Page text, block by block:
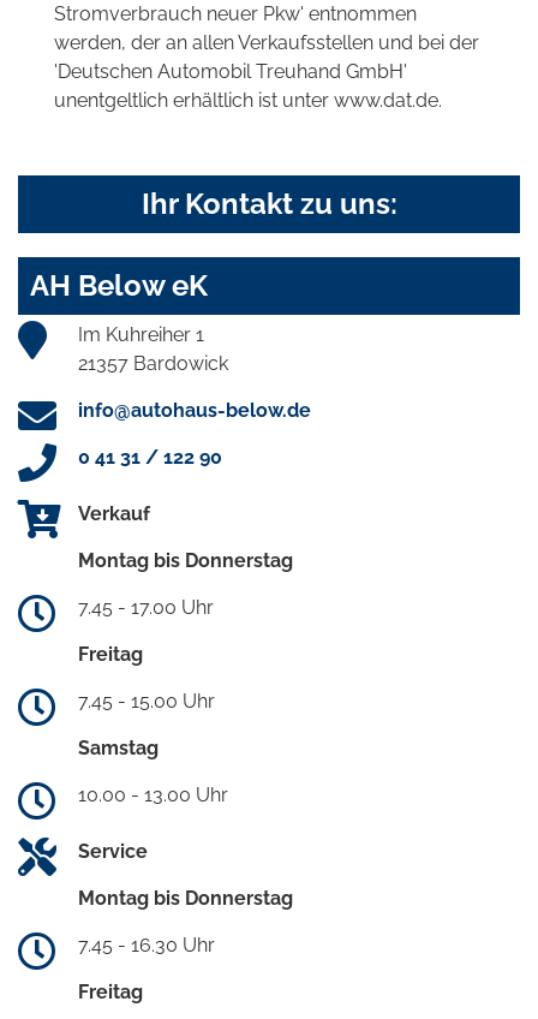
Stromverbrauch neuer Pkw' entnommen
werden, der an allen Verkaufsstellen und bei der
'Deutschen Automobil Treuhand GmbH'
unentgeltlich erhältlich ist unter www.dat.de.
Ihr Kontakt zu uns:
AH Below eK
Im Kuhreiher 1
21357 Bardowick
info@autohaus-below.de
0 41 31 / 122 90
Verkauf
Montag bis Donnerstag
7.45 - 17.00 Uhr
Freitag
7.45 - 15.00 Uhr
Samstag
10.00 - 13.00 Uhr
Service
Montag bis Donnerstag
7.45 - 16.30 Uhr
Freitag